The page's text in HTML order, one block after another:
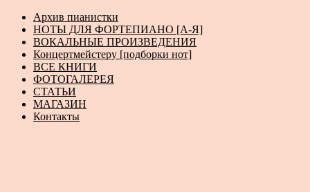
Архив пианистки
НОТЫ ДЛЯ ФОРТЕПИАНО [А-Я]
ВОКАЛЬНЫЕ ПРОИЗВЕДЕНИЯ
Концертмейстеру [подборки нот]
ВСЕ КНИГИ
ФОТОГАЛЕРЕЯ
СТАТЬИ
МАГАЗИН
Контакты